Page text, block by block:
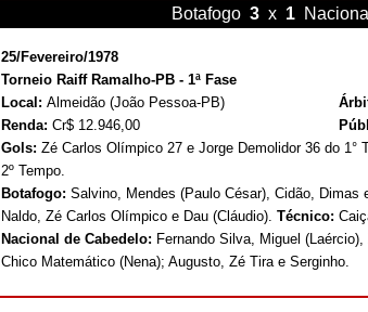
Botafogo 3 x 1
25/Fevereiro/1978
Torneio Raiff Ramalho-PB - 1ª Fase
Local: Almeidão (João Pessoa-PB)
Renda: Cr$ 12.946,00
Gols: Zé Carlos Olímpico 27 e Jorge Demolidor 36 do
2º Tempo.
Botafogo: Salvino, Mendes (Paulo César), Cidão,
Naldo, Zé Carlos Olímpico e Dau (Cláudio). Técnico:
Nacional de Cabedelo: Fernando Silva, Miguel
Chico Matemático (Nena); Augusto, Zé Tira e Serginho.